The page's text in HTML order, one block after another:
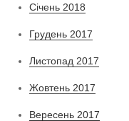
Січень 2018
Грудень 2017
Листопад 2017
Жовтень 2017
Вересень 2017